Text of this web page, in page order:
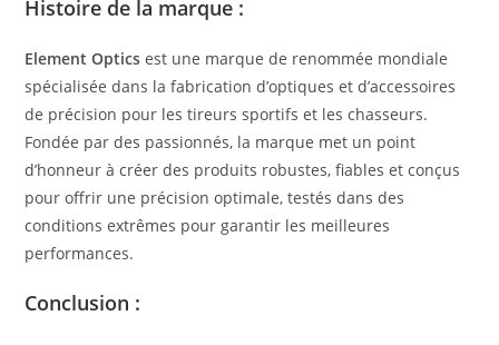
Histoire de la marque :
Element Optics est une marque de renommée mondiale
spécialisée dans la fabrication d’optiques et d’accessoires
de précision pour les tireurs sportifs et les chasseurs.
Fondée par des passionnés, la marque met un point
d’honneur à créer des produits robustes, fiables et conçus
pour offrir une précision optimale, testés dans des
conditions extrêmes pour garantir les meilleures
performances.
Conclusion :